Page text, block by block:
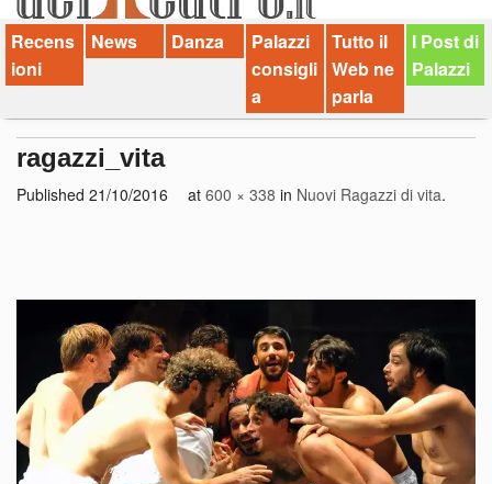
dT in English
Recens
ioni
News Danza
Palazzi
consigli
a
Tutto il
Web ne
parla
I Post di
Palazzi
ragazzi_vita
Published 21/10/2016 at 600 × 338 in Nuovi Ragazzi di vita.